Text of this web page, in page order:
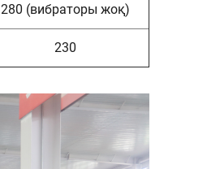
280 (вибраторы жоқ)
230